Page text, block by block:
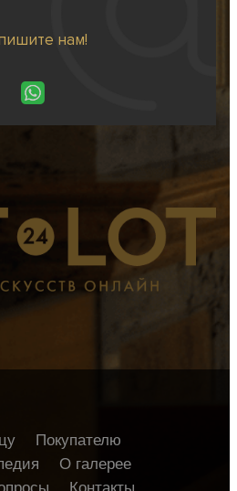
нам!
Покупателю
О галерее
Контакты